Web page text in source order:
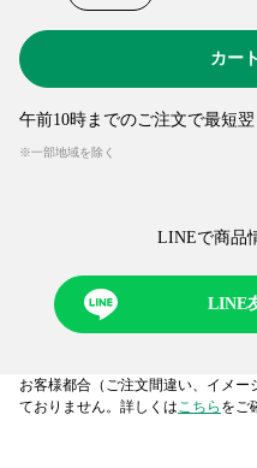
午前10時までのご注文で最短
※一部地域を除く
カー
LINEで商品
LINE
お客様都合（ご注文間違い、イメ
ておりません。詳しくはこちら をご